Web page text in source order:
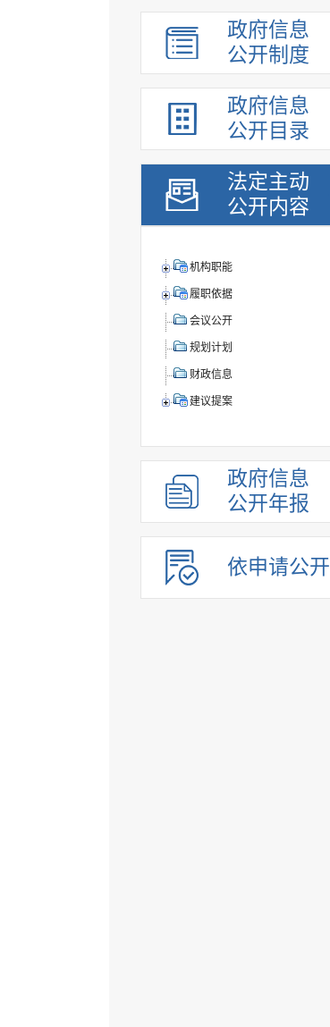
政府信息
公开制度
政府信息
公开目录
法定主动
公开内容
机构职能
履职依据
会议公开
规划计划
财政信息
建议提案
政府信息
公开年报
依申请公开